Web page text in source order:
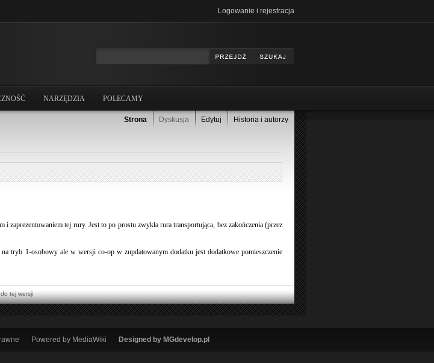
Logowanie i rejestracja
NARZĘDZIA POLECAMY
Strona Dyskusja Edytuj Historia i autorzy
zaprezentowaniem tej rury. Jest to po prostu zwykła rura transportująca, bez zakończenia (przez
tryb 1-osobowy ale w wersji co-op w zupdatowanym dodatku jest dodatkowe pomieszczenie
tej wersji
Powered by MediaWiki Designed by MGdevelop.pl